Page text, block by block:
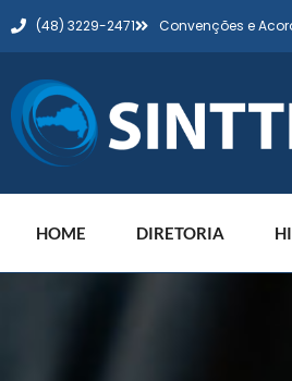
(48) 3229-2471 Convenções e
HOME DIRETORIA